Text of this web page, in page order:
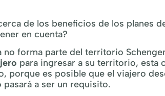
de los beneficios de los planes
en cuenta?
forma parte del territorio
para ingresar a su territorio, esta
porque es posible que el viajero
a ser un requisito.